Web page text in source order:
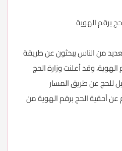
برقم الهوية
من الناس يبحثون عن طريقة
وقد أعلنت وزارة الحج
للحج عن طريق المسار
عن أحقية الحج برقم الهوية من